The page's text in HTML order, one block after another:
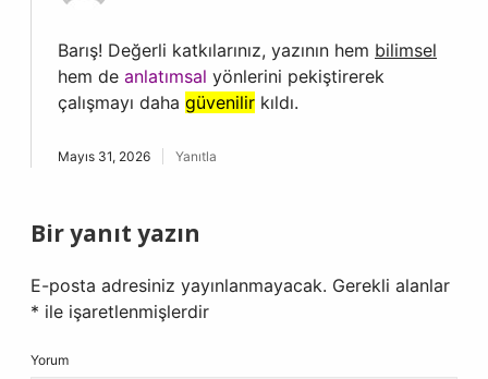
Barış! Değerli katkılarınız, yazının hem bilimsel
hem de anlatımsal yönlerini pekiştirerek
çalışmayı daha güvenilir kıldı.
Mayıs 31, 2026 Yanıtla
Bir yanıt yazın
E-posta adresiniz yayınlanmayacak. Gerekli alanlar
* ile işaretlenmişlerdir
Yorum